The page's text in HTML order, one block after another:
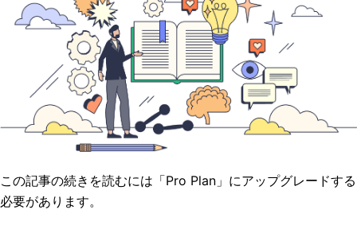
この記事の続きを読むには「Pro Plan」にアップグレードする
必要があります。